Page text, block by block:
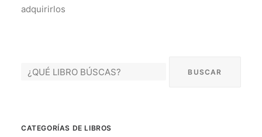
adquirirlos
CATEGORÍAS DE LIBROS